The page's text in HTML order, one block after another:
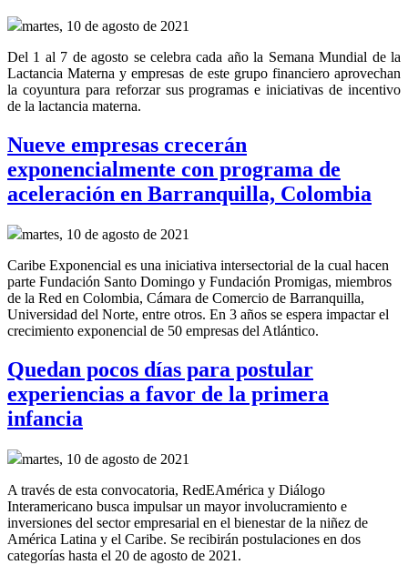
martes, 10 de agosto de 2021
Del 1 al 7 de agosto se celebra cada año la Semana Mundial de la
Lactancia Materna y empresas de este grupo financiero aprovechan
la coyuntura para reforzar sus programas e iniciativas de incentivo
de la lactancia materna.
Nueve empresas crecerán
exponencialmente con programa de
aceleración en Barranquilla, Colombia
martes, 10 de agosto de 2021
Caribe Exponencial es una iniciativa intersectorial de la cual hacen
parte Fundación Santo Domingo y Fundación Promigas, miembros
de la Red en Colombia, Cámara de Comercio de Barranquilla,
Universidad del Norte, entre otros. En 3 años se espera impactar el
crecimiento exponencial de 50 empresas del Atlántico.
Quedan pocos días para postular
experiencias a favor de la primera
infancia
martes, 10 de agosto de 2021
A través de esta convocatoria, RedEAmérica y Diálogo
Interamericano busca impulsar un mayor involucramiento e
inversiones del sector empresarial en el bienestar de la niñez de
América Latina y el Caribe. Se recibirán postulaciones en dos
categorías hasta el 20 de agosto de 2021.